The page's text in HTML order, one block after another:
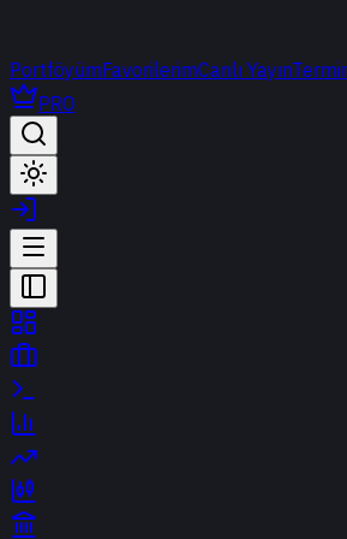
PortföyümFavorilerimCanlı Yayın
PRO